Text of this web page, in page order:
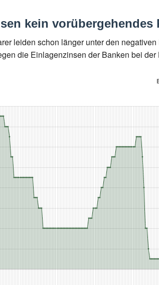
kein vorübergehendes
leiden schon länger unter den
die Einlagenzinsen der Banken bei